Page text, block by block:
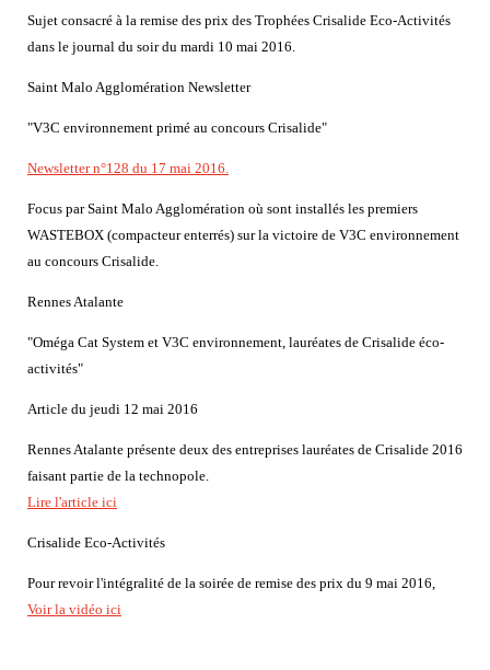
Sujet consacré à la remise des prix des Trophées Crisalide Eco-Activités
dans le journal du soir du mardi 10 mai 2016.
Saint Malo Agglomération Newsletter
"V3C environnement primé au concours Crisalide"
Newsletter n°128 du 17 mai 2016.
Focus par Saint Malo Agglomération où sont installés les premiers
WASTEBOX (compacteur enterrés) sur la victoire de V3C environnement
au concours Crisalide.
Rennes Atalante
"Oméga Cat System et V3C environnement, lauréates de Crisalide éco-
activités"
Article du jeudi 12 mai 2016
Rennes Atalante présente deux des entreprises lauréates de Crisalide 2016
faisant partie de la technopole.
Lire l'article ici
Crisalide Eco-Activités
Pour revoir l'intégralité de la soirée de remise des prix du 9 mai 2016,
Voir la vidéo ici